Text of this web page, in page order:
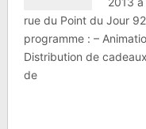
rue du Point du Jour
programme : –
Distribution de
de